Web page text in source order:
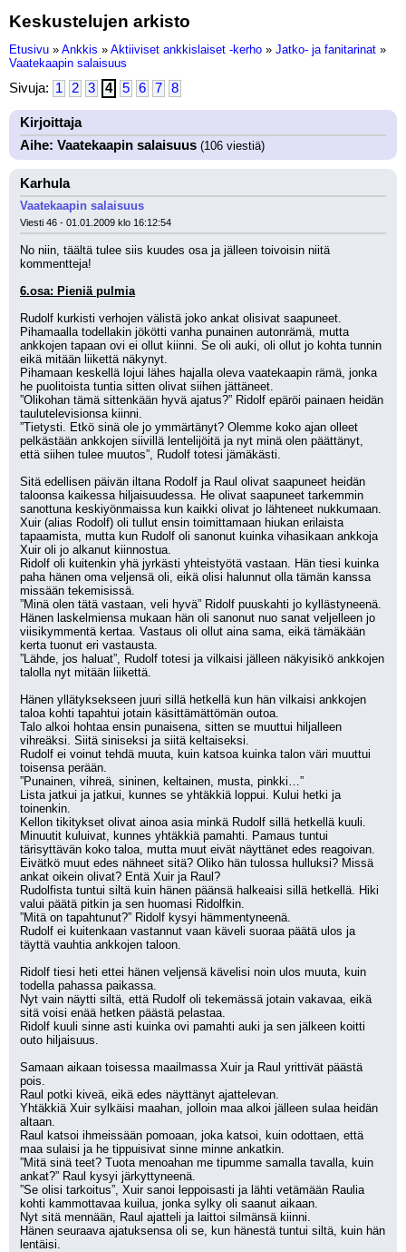
Keskustelujen arkisto
Etusivu » Ankkis » Aktiiviset ankkislaiset -kerho » Jatko- ja fanitarinat »
Vaatekaapin salaisuus
Sivuja: 1 2 3 4 5 6 7 8
Kirjoittaja
Aihe: Vaatekaapin salaisuus (106 viestiä)
Karhula
Vaatekaapin salaisuus
Viesti 46 - 01.01.2009 klo 16:12:54
No niin, täältä tulee siis kuudes osa ja jälleen toivoisin niitä
kommentteja!
6.osa: Pieniä pulmia
Rudolf kurkisti verhojen välistä joko ankat olisivat saapuneet.
Pihamaalla todellakin jökötti vanha punainen autonrämä, mutta
ankkojen tapaan ovi ei ollut kiinni. Se oli auki, oli ollut jo kohta tunnin
eikä mitään liikettä näkynyt.
Pihamaan keskellä lojui lähes hajalla oleva vaatekaapin rämä, jonka
he puolitoista tuntia sitten olivat siihen jättäneet.
”Olikohan tämä sittenkään hyvä ajatus?” Ridolf epäröi painaen heidän
taulutelevisionsa kiinni.
”Tietysti. Etkö sinä ole jo ymmärtänyt? Olemme koko ajan olleet
pelkästään ankkojen siivillä lentelijöitä ja nyt minä olen päättänyt,
että siihen tulee muutos”, Rudolf totesi jämäkästi.
Sitä edellisen päivän iltana Rodolf ja Raul olivat saapuneet heidän
taloonsa kaikessa hiljaisuudessa. He olivat saapuneet tarkemmin
sanottuna keskiyönmaissa kun kaikki olivat jo lähteneet nukkumaan.
Xuir (alias Rodolf) oli tullut ensin toimittamaan hiukan erilaista
tapaamista, mutta kun Rudolf oli sanonut kuinka vihasikaan ankkoja
Xuir oli jo alkanut kiinnostua.
Ridolf oli kuitenkin yhä jyrkästi yhteistyötä vastaan. Hän tiesi kuinka
paha hänen oma veljensä oli, eikä olisi halunnut olla tämän kanssa
missään tekemisissä.
”Minä olen tätä vastaan, veli hyvä” Ridolf puuskahti jo kyllästyneenä.
Hänen laskelmiensa mukaan hän oli sanonut nuo sanat veljelleen jo
viisikymmentä kertaa. Vastaus oli ollut aina sama, eikä tämäkään
kerta tuonut eri vastausta.
”Lähde, jos haluat”, Rudolf totesi ja vilkaisi jälleen näkyisikö ankkojen
talolla nyt mitään liikettä.
Hänen yllätyksekseen juuri sillä hetkellä kun hän vilkaisi ankkojen
taloa kohti tapahtui jotain käsittämättömän outoa.
Talo alkoi hohtaa ensin punaisena, sitten se muuttui hiljalleen
vihreäksi. Siitä siniseksi ja siitä keltaiseksi.
Rudolf ei voinut tehdä muuta, kuin katsoa kuinka talon väri muuttui
toisensa perään.
”Punainen, vihreä, sininen, keltainen, musta, pinkki…”
Lista jatkui ja jatkui, kunnes se yhtäkkiä loppui. Kului hetki ja
toinenkin.
Kellon tikitykset olivat ainoa asia minkä Rudolf sillä hetkellä kuuli.
Minuutit kuluivat, kunnes yhtäkkiä pamahti. Pamaus tuntui
tärisyttävän koko taloa, mutta muut eivät näyttänet edes reagoivan.
Eivätkö muut edes nähneet sitä? Oliko hän tulossa hulluksi? Missä
ankat oikein olivat? Entä Xuir ja Raul?
Rudolfista tuntui siltä kuin hänen päänsä halkeaisi sillä hetkellä. Hiki
valui päätä pitkin ja sen huomasi Ridolfkin.
”Mitä on tapahtunut?” Ridolf kysyi hämmentyneenä.
Rudolf ei kuitenkaan vastannut vaan käveli suoraa päätä ulos ja
täyttä vauhtia ankkojen taloon.
Ridolf tiesi heti ettei hänen veljensä kävelisi noin ulos muuta, kuin
todella pahassa paikassa.
Nyt vain näytti siltä, että Rudolf oli tekemässä jotain vakavaa, eikä
sitä voisi enää hetken päästä pelastaa.
Ridolf kuuli sinne asti kuinka ovi pamahti auki ja sen jälkeen koitti
outo hiljaisuus.
Samaan aikaan toisessa maailmassa Xuir ja Raul yrittivät päästä
pois.
Raul potki kiveä, eikä edes näyttänyt ajattelevan.
Yhtäkkiä Xuir sylkäisi maahan, jolloin maa alkoi jälleen sulaa heidän
altaan.
Raul katsoi ihmeissään pomoaan, joka katsoi, kuin odottaen, että
maa sulaisi ja he tippuisivat sinne minne ankatkin.
”Mitä sinä teet? Tuota menoahan me tipumme samalla tavalla, kuin
ankat?” Raul kysyi järkyttyneenä.
”Se olisi tarkoitus”, Xuir sanoi leppoisasti ja lähti vetämään Raulia
kohti kammottavaa kuilua, jonka sylky oli saanut aikaan.
Nyt sitä mennään, Raul ajatteli ja laittoi silmänsä kiinni.
Hänen seuraava ajatuksensa oli se, kun hänestä tuntui siltä, kuin hän
lentäisi.